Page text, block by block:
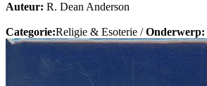
Auteur: R. Dean Anderson
Categorie:Religie & Esoterie /Onderwerp: